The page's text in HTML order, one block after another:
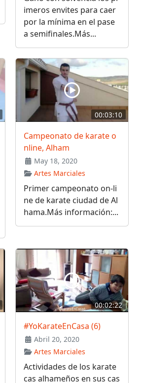
imeros envites para caer
por la mínima en el pase
a semifinales.Más...
00:03:10
Campeonato de karate o
nline, Alham
May 18, 2020
Artes Marciales
Primer campeonato on-li
ne de karate ciudad de Al
hama.Más información:...
00:02:22
#YoKarateEnCasa (6)
Abril 20, 2020
Artes Marciales
Actividades de los karate
cas alhameños en sus cas